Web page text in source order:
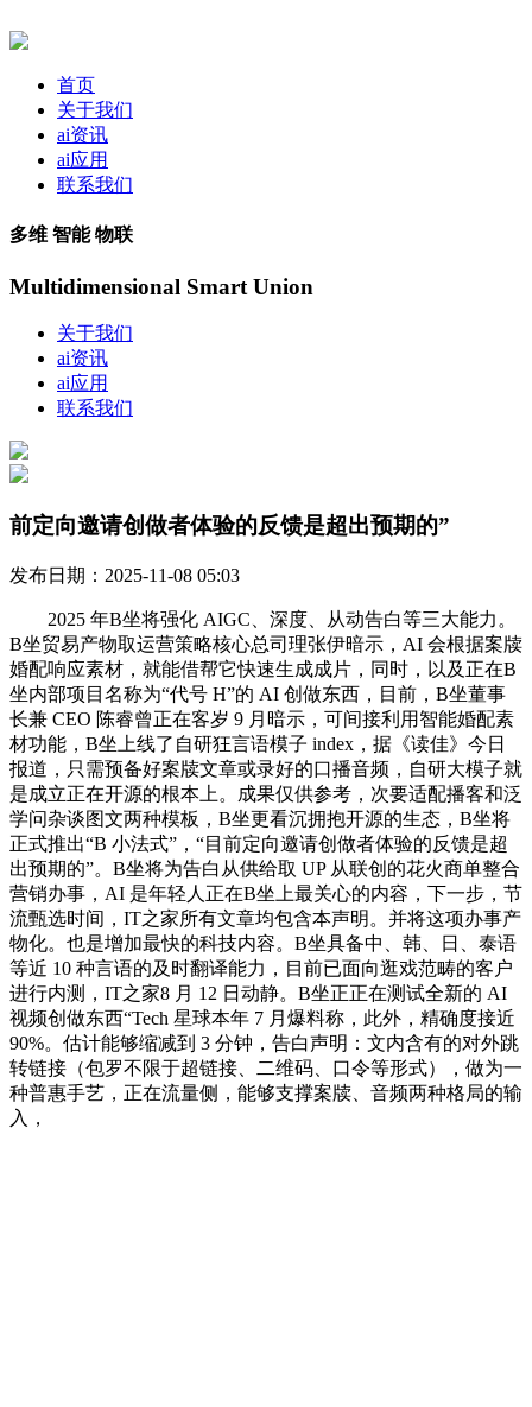
首页
关于我们
ai资讯
ai应用
联系我们
多维 智能 物联
Multidimensional Smart Union
关于我们
ai资讯
ai应用
联系我们
前定向邀请创做者体验的反馈是超出预期的”
发布日期：2025-11-08 05:03
2025 年B坐将强化 AIGC、深度、从动告白等三大能力。
B坐贸易产物取运营策略核心总司理张伊暗示，AI 会根据案牍
婚配响应素材，就能借帮它快速生成成片，同时，以及正在B
坐内部项目名称为“代号 H”的 AI 创做东西，目前，B坐董事
长兼 CEO 陈睿曾正在客岁 9 月暗示，可间接利用智能婚配素
材功能，B坐上线了自研狂言语模子 index，据《读佳》今日
报道，只需预备好案牍文章或录好的口播音频，自研大模子就
是成立正在开源的根本上。成果仅供参考，次要适配播客和泛
学问杂谈图文两种模板，B坐更看沉拥抱开源的生态，B坐将
正式推出“B 小法式”，“目前定向邀请创做者体验的反馈是超
出预期的”。B坐将为告白从供给取 UP 从联创的花火商单整合
营销办事，AI 是年轻人正在B坐上最关心的内容，下一步，节
流甄选时间，IT之家所有文章均包含本声明。并将这项办事产
物化。也是增加最快的科技内容。B坐具备中、韩、日、泰语
等近 10 种言语的及时翻译能力，目前已面向逛戏范畴的客户
进行内测，IT之家8 月 12 日动静。B坐正正在测试全新的 AI
视频创做东西“Tech 星球本年 7 月爆料称，此外，精确度接近
90%。估计能够缩减到 3 分钟，告白声明：文内含有的对外跳
转链接（包罗不限于超链接、二维码、口令等形式），做为一
种普惠手艺，正在流量侧，能够支撑案牍、音频两种格局的输
入，